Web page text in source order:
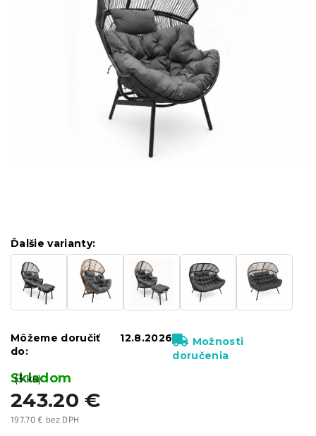
243.20 €
197.70 € bez DPH
Skladom
(3 ks)
Ďalšie varianty:
Môžeme doručiť
do:
12.8.2026
Možnosti
doručenia